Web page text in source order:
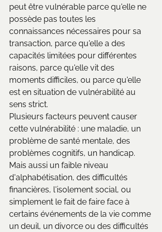
peut être vulnérable parce qu'elle ne
possède pas toutes les
connaissances nécessaires pour sa
transaction, parce qu'elle a des
capacités limitées pour différentes
raisons, parce qu'elle vit des
moments difficiles, ou parce qu'elle
est en situation de vulnérabilité au
sens strict.
Plusieurs facteurs peuvent causer
cette vulnérabilité : une maladie, un
problème de santé mentale, des
problèmes cognitifs, un handicap.
Mais aussi un faible niveau
d'alphabétisation, des difficultés
financières, l'isolement social, ou
simplement le fait de faire face à
certains événements de la vie comme
un deuil, un divorce ou des difficultés